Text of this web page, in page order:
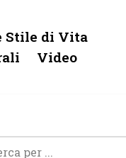
Stile di Vita
Video